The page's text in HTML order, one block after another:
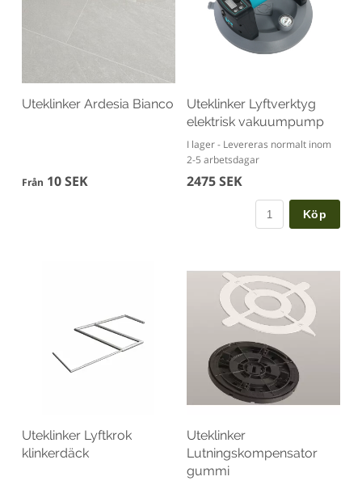
Uteklinker Ardesia Bianco
Från 10 SEK
Uteklinker Lyftverktyg
elektrisk vakuumpump
I lager - Levereras normalt inom
2-5 arbetsdagar
2475 SEK
Köp
Uteklinker Lyftkrok
klinkerdäck
Uteklinker
Lutningskompensator
gummi